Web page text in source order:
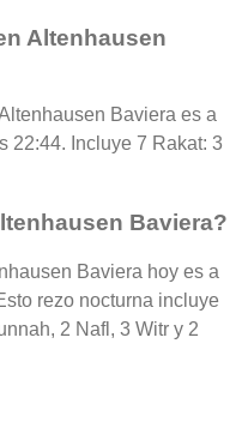
Altenhausen
Baviera es a
22:44. Incluye 7 Rakat: 3
Baviera?
Baviera hoy es a
rezo nocturna incluye
2 Nafl, 3 Witr y 2